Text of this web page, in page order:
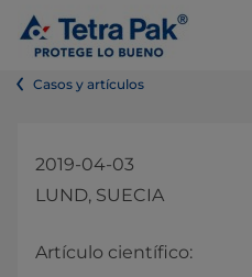
Casos y artículos
2019-04-03
LUND, SUECIA
Artículo científico: